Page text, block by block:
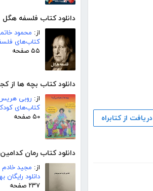
دانلود کتاب فلسفه هگل
از: محمود
کتاب‌های
۵۵ صفحه
دانلود کتاب بچه ها از
از: روبی
کتاب‌های
۵۰ صفحه
دانلود کتاب رمان
از: مجید خادم
دانلود رایگان
۲۳۷ صفحه
دریافت از کتابراه